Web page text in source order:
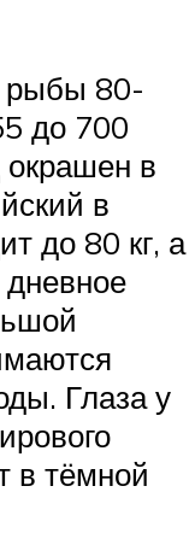
рыбы 80-
до 700
в
в
до 80 кг, а
Глаза у
в тёмной